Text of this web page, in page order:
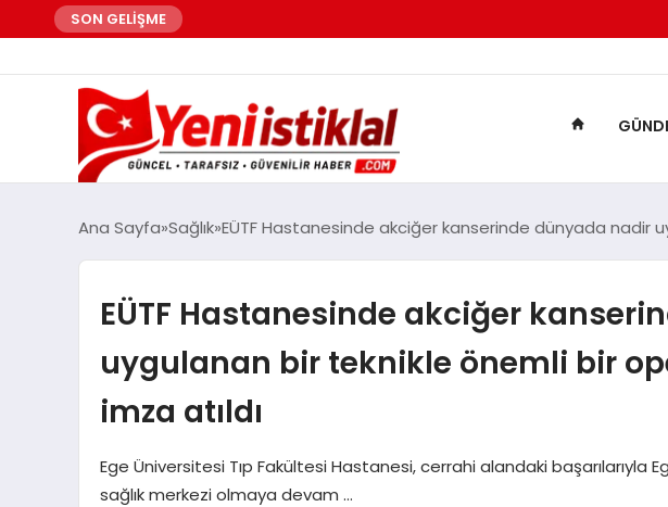
SON GELİŞME
Ana Sayfa Sağlık EÜTF Hastanesinde akciğer kanserinde dünyada nadir
EÜTF Hastanesinde akciğer
uygulanan bir teknikle önemli bir
imza atıldı
Ege Üniversitesi Tıp Fakültesi Hastanesi, cerrahi alandaki başarılarıyla
sağlık merkezi olmaya devam …